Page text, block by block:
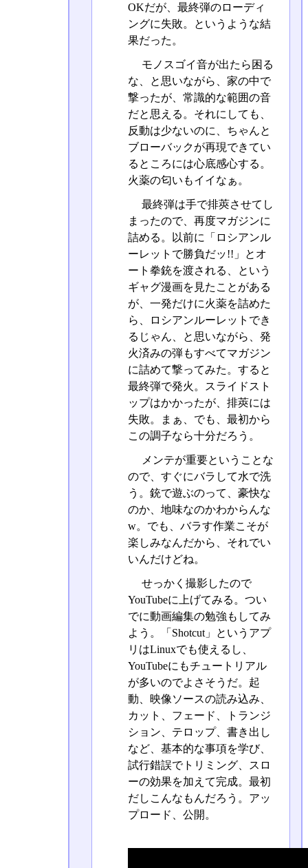
OKだが、最終弾のローディ
ングに失敗。というような結
果だった。
モノスゴイ音が出たら困る
な、と思いながら、家の中で
撃ったが、常識的な範囲の音
だと思える。それにしても、
反動は少ないのに、ちゃんと
ブローバックが再現できてい
るところには心底感心する。
火薬の匂いもイイなぁ。
最終弾は手で排莢させてし
まったので、再度マガジンに
詰める。以前に「ロシアンル
ーレットで勝負だッ!!」とオ
ート拳銃を渡される、という
ギャグ漫画を見たことがある
が、一発だけに火薬を詰めた
ら、ロシアンルーレットでき
るじゃん、と思いながら、発
火済みの弾もすべてマガジン
に詰めて撃ってみた。すると
最終弾で発火。スライドスト
ップはかかったが、排莢には
失敗。まぁ、でも、最初から
この調子なら十分だろう。
メンテが重要ということな
ので、すぐにバラして水で洗
う。銃で遊ぶのって、豪快な
のか、地味なのかわからんな
w。でも、バラす作業こそが
楽しみなんだから、それでい
いんだけどね。
せっかく撮影したので
YouTubeに上げてみる。つい
でに動画編集の勉強もしてみ
よう。「Shotcut」というアプ
リはLinuxでも使えるし、
YouTubeにもチュートリアル
が多いのでよさそうだ。起
動、映像ソースの読み込み、
カット、フェード、トランジ
ション、テロップ、書き出し
など、基本的な事項を学び、
試行錯誤でトリミング、スロ
ーの効果を加えて完成。最初
だしこんなもんだろう。アッ
プロード、公開。